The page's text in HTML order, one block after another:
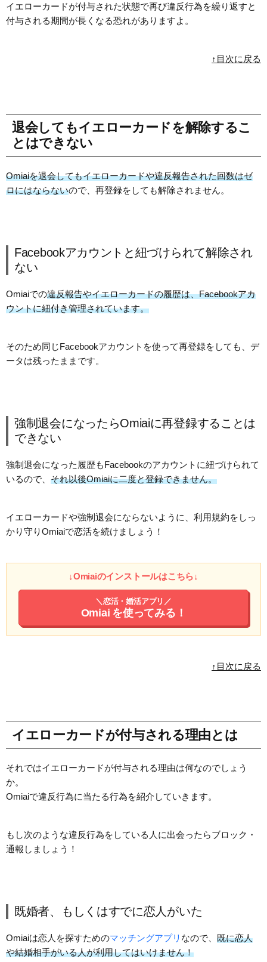
イエローカードが付与された状態で再び違反行為を繰り返すと
付与される期間が長くなる恐れがありますよ。
↑目次に戻る
退会してもイエローカードを解除するこ
とはできない
Omiaiを退会してもイエローカードや違反報告された回数はゼ
ロにはならないので、再登録をしても解除されません。
Facebookアカウントと紐づけられて解除され
ない
Omiaiでの違反報告やイエローカードの履歴は、Facebookアカ
ウントに紐付き管理されています。
そのため同じFacebookアカウントを使って再登録をしても、デ
ータは残ったままです。
強制退会になったらOmiaiに再登録することは
できない
強制退会になった履歴もFacebookのアカウントに紐づけられて
いるので、 それ以後Omiaiに二度と登録できません。
イエローカードや強制退会にならないように、利用規約をしっ
かり守りOmiaiで恋活を続けましょう！
↓Omiaiのインストールはこちら↓
＼恋活・婚活アプリ／
Omiai を使ってみる！
↑目次に戻る
イエローカードが付与される理由とは
それではイエローカードが付与される理由は何なのでしょう
か。
Omiaiで違反行為に当たる行為を紹介していきます。
もし次のような違反行為をしている人に出会ったらブロック・
通報しましょう！
既婚者、もしくはすでに恋人がいた
Omiaiは恋人を探すためのマッチングアプリ なので、 既に恋人
や結婚相手がいる人が利用してはいけません！